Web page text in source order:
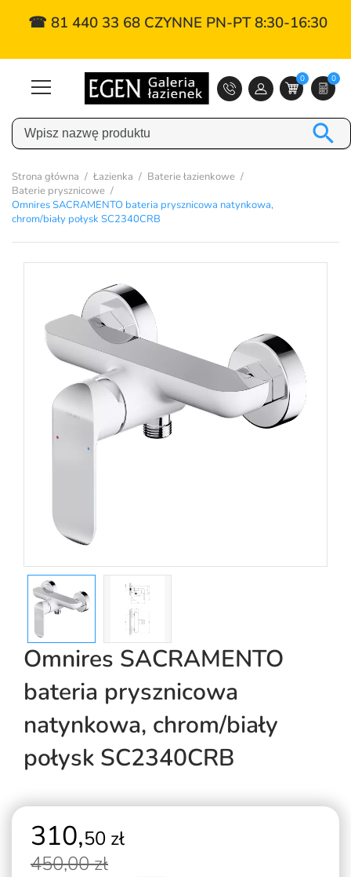
☎ 81 440 33 68 CZYNNE PN-PT 8:30-16:30
0 0

Strona główna Łazienka
Baterie łazienkowe
Baterie prysznicowe
Omnires SACRAMENTO bateria prysznicowa natynkowa,
chrom/biały połysk SC2340CRB
Omnires SACRAMENTO
bateria prysznicowa
natynkowa, chrom/biały
połysk SC2340CRB
310,50 zł
450,00 zł